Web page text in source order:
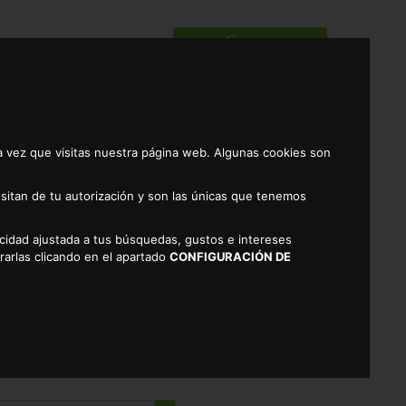
que visitas nuestra página web. Algunas cookies son
de tu autorización y son las únicas que tenemos
ajustada a tus búsquedas, gustos e intereses
clicando en el apartadoCONFIGURACIÓN DE
Entrar
0
900GRS. APROX.